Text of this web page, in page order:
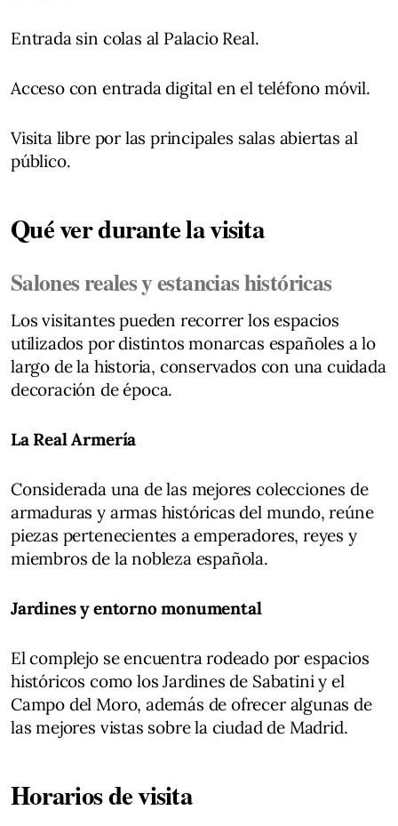
Entrada sin colas al Palacio Real.
Acceso con entrada digital en el teléfono móvil.
Visita libre por las principales salas abiertas al
público.
Qué ver durante la visita
Salones reales y estancias históricas
Los visitantes pueden recorrer los espacios
utilizados por distintos monarcas españoles a lo
largo de la historia, conservados con una cuidada
decoración de época.
La Real Armería
Considerada una de las mejores colecciones de
armaduras y armas históricas del mundo, reúne
piezas pertenecientes a emperadores, reyes y
miembros de la nobleza española.
Jardines y entorno monumental
El complejo se encuentra rodeado por espacios
históricos como los Jardines de Sabatini y el
Campo del Moro, además de ofrecer algunas de
las mejores vistas sobre la ciudad de Madrid.
Horarios de visita